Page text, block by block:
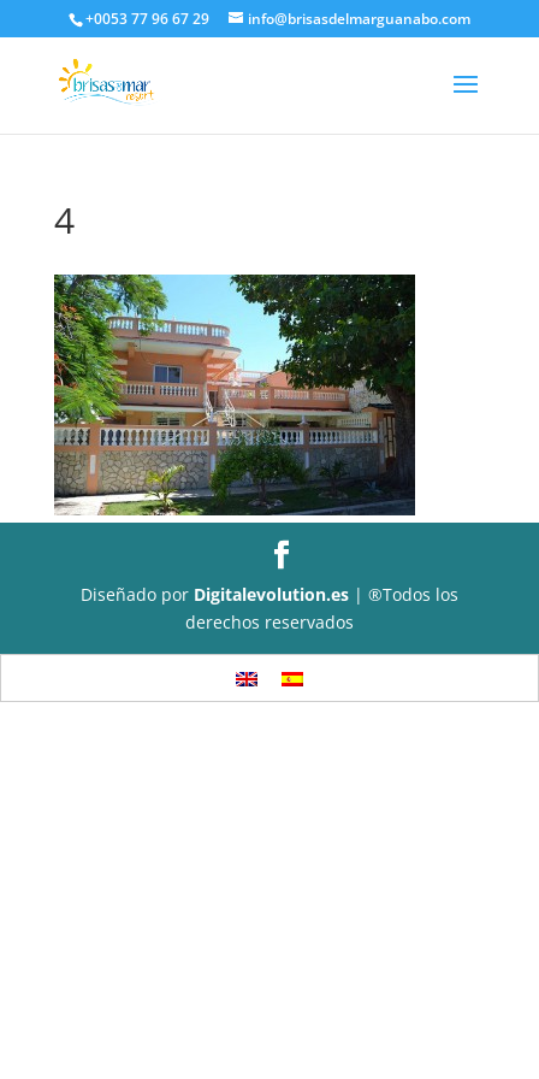
+0053 77 96 67 29 info@brisasdelmarguanabo.com
4
Diseñado por Digitalevolution.es| ®Todos los
derechos reservados